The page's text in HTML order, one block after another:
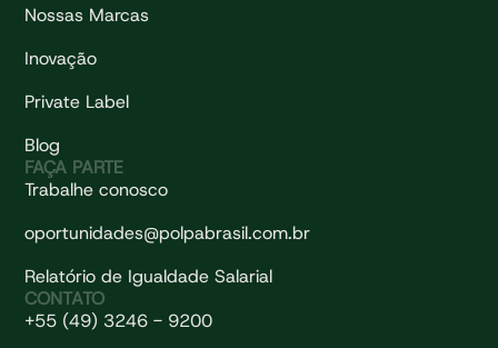
Nossas Marcas
Inovação
Private Label
Blog
FAÇA PARTE
Trabalhe conosco
oportunidades@polpabrasil.com.br
Relatório de Igualdade Salarial
CONTATO
+55 (49) 3246 - 9200